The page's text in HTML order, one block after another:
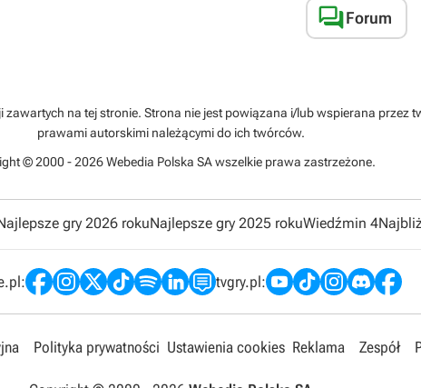
Forum
na tej stronie. Strona nie jest powiązana i/lub wspierana przez
prawami autorskimi należącymi do ich twórców.
© 2000 - 2026 Webedia Polska SA wszelkie prawa zastrzeżone.
gry 2026 rokuNajlepsze gry 2025 rokuWiedźmin 4
tvgry.pl:
Polityka prywatności Ustawienia cookies Reklama Zespół